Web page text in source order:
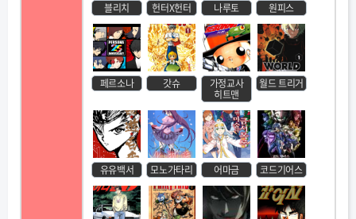
블리치 헌터X헌터 나루토 원피스
페르소나 갓슈 가정교사
히트맨
월드 트리거
유유백서 모노가타리 어마금 코드기어스